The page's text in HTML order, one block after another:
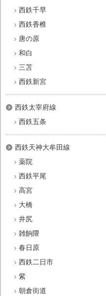
西鉄千早
西鉄香椎
唐の原
和白
三苫
西鉄新宮
西鉄太宰府線
西鉄五条
西鉄天神大牟田線
薬院
西鉄平尾
高宮
大橋
井尻
雑餉隈
春日原
西鉄二日市
紫
朝倉街道